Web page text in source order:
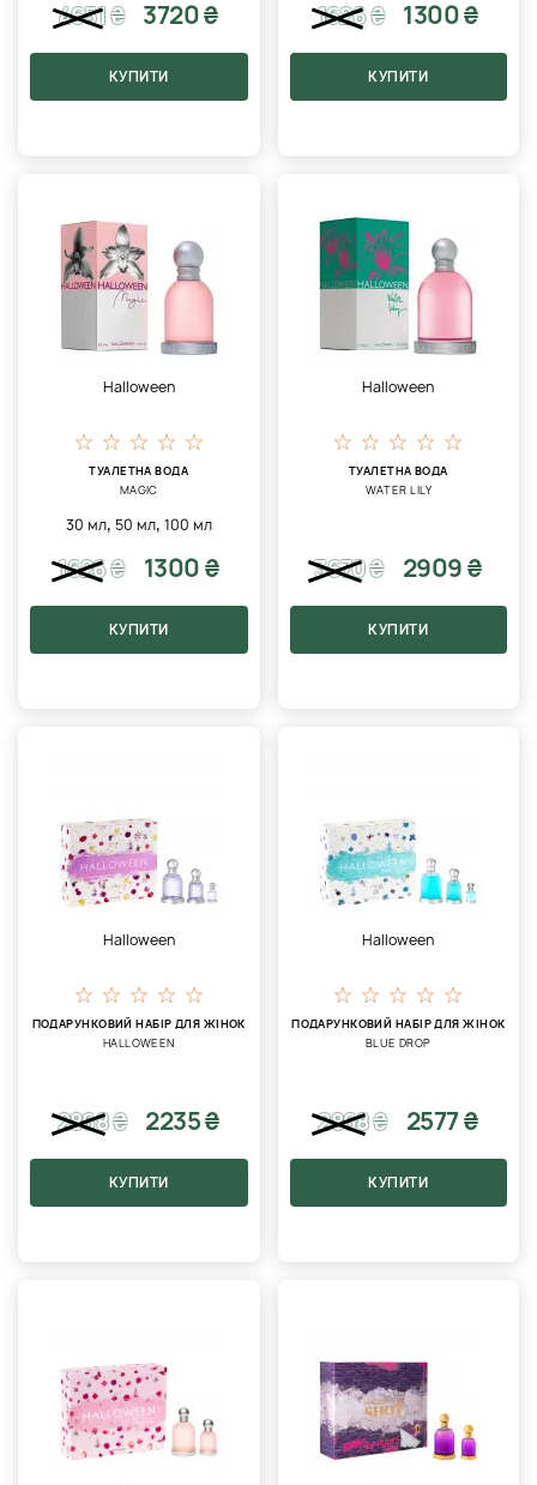
4651₴ 3720 ₴
КУПИТИ
1626₴ 1300 ₴
КУПИТИ
Halloween
ТУАЛЕТНА ВОДА
MAGIC
30 мл, 50 мл, 100 мл
1626₴ 1300 ₴
КУПИТИ
Halloween
ТУАЛЕТНА ВОДА
WATER LILY
3670₴ 2909 ₴
КУПИТИ
Halloween
ПОДАРУНКОВИЙ НАБІР ДЛЯ ЖІНОК
HALLOWEEN
2868₴ 2235 ₴
КУПИТИ
Halloween
ПОДАРУНКОВИЙ НАБІР ДЛЯ ЖІНОК
BLUE DROP
2868₴ 2577 ₴
КУПИТИ